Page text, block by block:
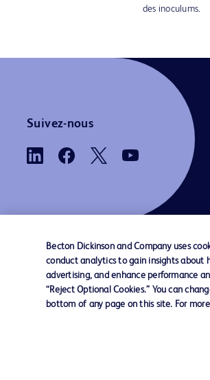
des inoculums.
Suivez-nous
Nous contacter Préférences
Becton Dickinson and Company uses
conduct analytics to gain insights about
advertising, and enhance performance
“Reject Optional Cookies.” You can
bottom of any page on this site. For